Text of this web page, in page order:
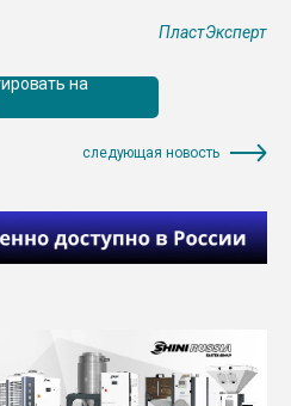
ПластЭксперт
на
следующая новость